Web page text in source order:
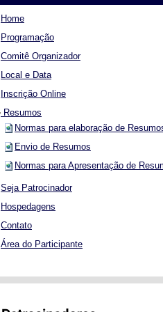
Home
Programação
Comitê Organizador
Local e Data
Inscrição Online
Resumos
Normas para elaboração de
Envio de Resumos
Normas para Apresentação de
Seja Patrocinador
Hospedagens
Contato
Área do Participante